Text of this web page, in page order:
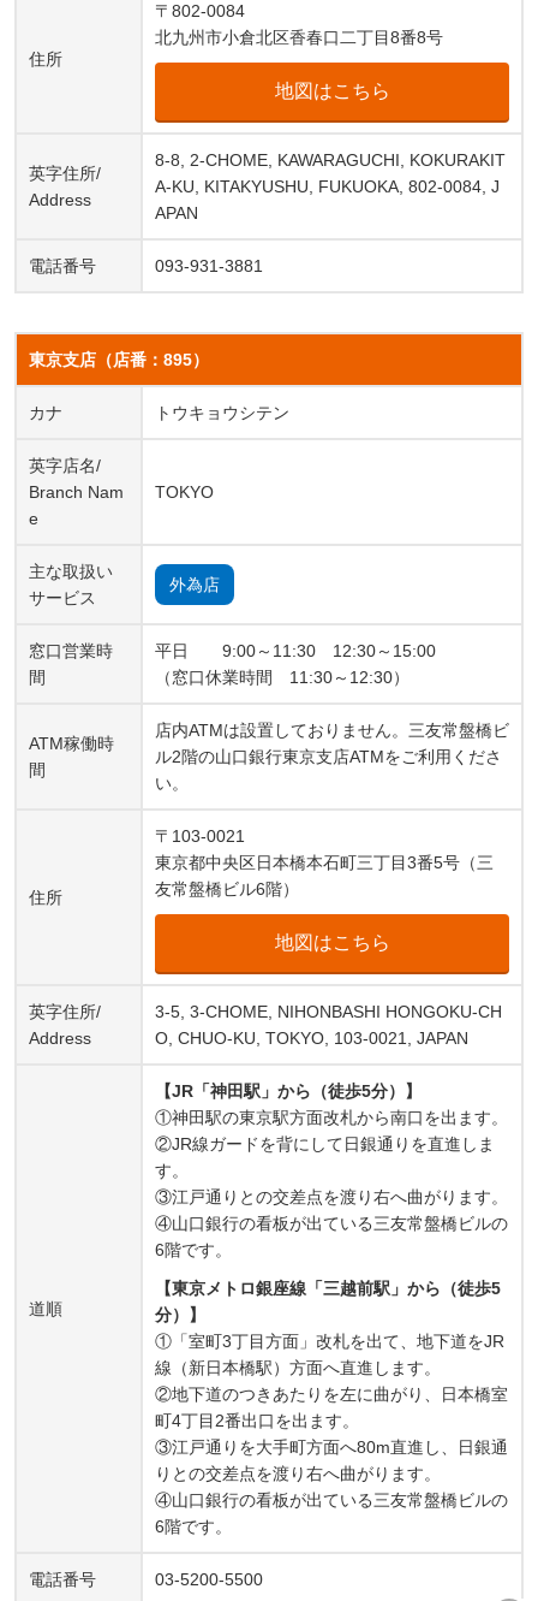
住所
〒802-0084
北九州市小倉北区香春口二丁目8番8号
地図はこちら
英字住所/
Address
8-8, 2-CHOME, KAWARAGUCHI, KOKURAKIT
A-KU, KITAKYUSHU, FUKUOKA, 802-0084, J
APAN
電話番号 093-931-3881
東京支店（店番：895）
カナ トウキョウシテン
英字店名/
Branch Nam
e
TOKYO
主な取扱い
サービス
外為店
窓口営業時
間
平日 9:00～11:30 12:30～15:00
（窓口休業時間 11:30～12:30）
ATM稼働時
間
店内ATMは設置しておりません。三友常盤橋ビ
ル2階の山口銀行東京支店ATMをご利用くださ
い。
住所
〒103-0021
東京都中央区日本橋本石町三丁目3番5号（三
友常盤橋ビル6階）
地図はこちら
英字住所/
Address
3-5, 3-CHOME, NIHONBASHI HONGOKU-CH
O, CHUO-KU, TOKYO, 103-0021, JAPAN
道順
【JR「神田駅」から（徒歩5分）】
①神田駅の東京駅方面改札から南口を出ます。
②JR線ガードを背にして日銀通りを直進しま
す。
③江戸通りとの交差点を渡り右へ曲がります。
④山口銀行の看板が出ている三友常盤橋ビルの
6階です。
【東京メトロ銀座線「三越前駅」から（徒歩5
分）】
①「室町3丁目方面」改札を出て、地下道をJR
線（新日本橋駅）方面へ直進します。
②地下道のつきあたりを左に曲がり、日本橋室
町4丁目2番出口を出ます。
③江戸通りを大手町方面へ80m直進し、日銀通
りとの交差点を渡り右へ曲がります。
④山口銀行の看板が出ている三友常盤橋ビルの
6階です。
電話番号 03-5200-5500